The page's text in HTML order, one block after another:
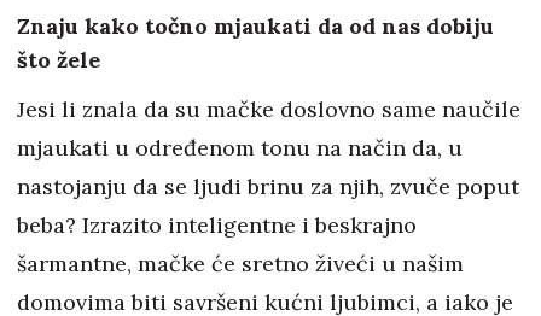
Znaju kako točno mjaukati da od nas dobiju
što žele
Jesi li znala da su mačke doslovno same naučile
mjaukati u određenom tonu na način da, u
nastojanju da se ljudi brinu za njih, zvuče poput
beba? Izrazito inteligentne i beskrajno
šarmantne, mačke će sretno živeći u našim
domovima biti savršeni kućni ljubimci, a iako je